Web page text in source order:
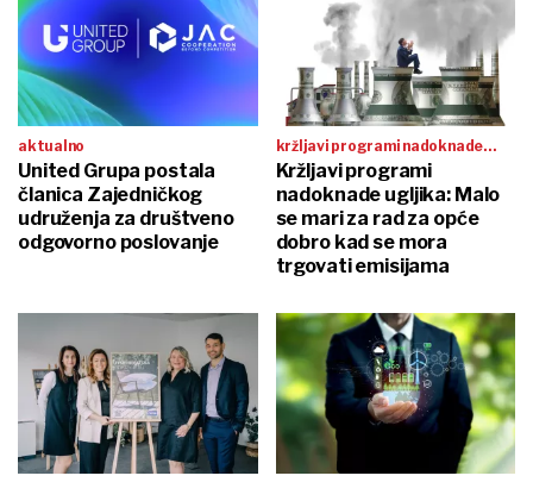
aktualno
United Grupa postala
članica Zajedničkog
udruženja za društveno
odgovorno poslovanje
kržljavi programi nadoknade
ugljika
Kržljavi programi
nadoknade ugljika: Malo
se mari za rad za opće
dobro kad se mora
trgovati emisijama